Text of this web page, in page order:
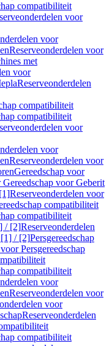
compatibiliteit
voor
voor
Reserveonderdelen voor
met
voor
Reserveonderdelen
compatibiliteit
compatibiliteit
voor
voor
Reserveonderdelen voor
Gereedschap voor
voor Geberit
Reserveonderdelen voor
compatibiliteit
compatibiliteit
/ [2]Reserveonderdelen
[1] / [2]Persgereedschap
Persgereedschap
compatibiliteit
voor
Reserveonderdelen voor
voor
Reserveonderdelen
compatibiliteit